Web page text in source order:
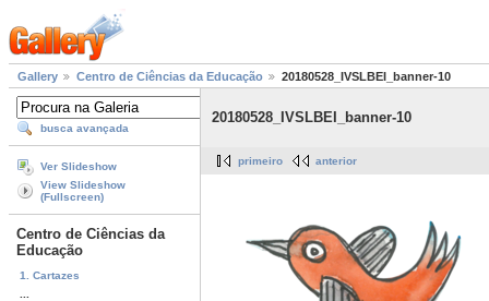
Gallery Centro de Ciências da Educação 20180528_IVSLBEI_banner-10
busca avançada
Ver Slideshow
View Slideshow
(Fullscreen)
Centro de Ciências da
Educação
1. Cartazes
20180528_IVSLBEI_banner-10
primeiro anterior